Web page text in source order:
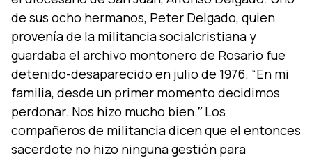
de sus ocho hermanos, Peter Delgado, quien
provení­a de la militancia socialcristiana y
guardaba el archivo montonero de Rosario fue
detenido-desaparecido en julio de 1976. “En mi
familia, desde un primer momento decidimos
perdonar. Nos hizo mucho bien.ˮ Los
compañeros de militancia dicen que el entonces
sacerdote no hizo ninguna gestión para